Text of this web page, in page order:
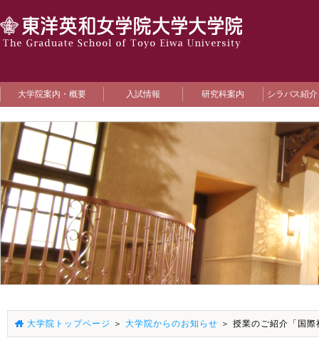
大学院案内・概要 入試情報 研究科案内 シラバス紹
大学院トップページ ＞ 大学院からのお知らせ ＞ 授業のご紹介「国